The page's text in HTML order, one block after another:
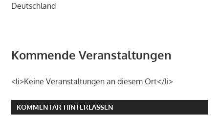
Deutschland
Kommende Veranstaltungen
<li>Keine Veranstaltungen an diesem Ort</li>
KOMMENTAR HINTERLASSEN